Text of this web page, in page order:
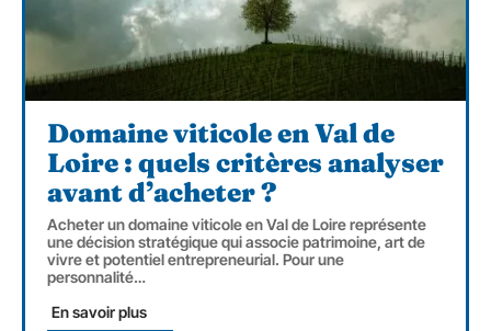
Domaine viticole en Val de
Loire : quels critères analyser
avant d’acheter ?
Acheter un domaine viticole en Val de Loire représente
une décision stratégique qui associe patrimoine, art de
vivre et potentiel entrepreneurial. Pour une
personnalité…
En savoir plus